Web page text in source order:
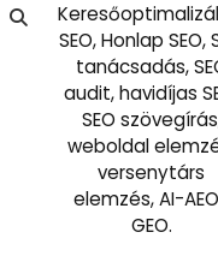
SEO, Honlap SEO,
tanácsadás,
audit, havidíjas
SEO
weboldal
versenytárs
elemzés, AI-
GEO.